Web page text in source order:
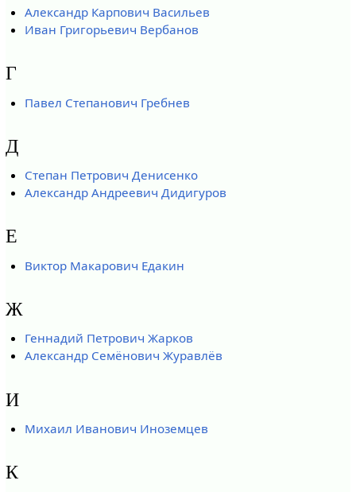
Александр Карпович Васильев
Иван Григорьевич Вербанов
Г
Павел Степанович Гребнев
Д
Степан Петрович Денисенко
Александр Андреевич Дидигуров
Е
Виктор Макарович Едакин
Ж
Геннадий Петрович Жарков
Александр Семёнович Журавлёв
И
Михаил Иванович Иноземцев
К